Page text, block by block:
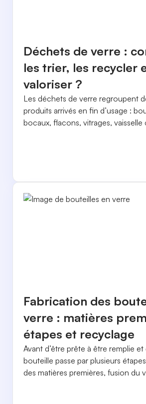
Déchets de verre :
les trier, les recycler
valoriser ?
Les déchets de verre regroupent
produits arrivés en fin d’usage :
bocaux, flacons, vitrages,
Fabrication des
verre : matières
étapes et recyclage
Avant d’être prête à être remplie et
bouteille passe par plusieurs
des matières premières, fusion du